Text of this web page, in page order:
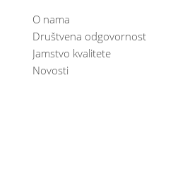
O nama
Društvena odgovornost
Jamstvo kvalitete
Novosti